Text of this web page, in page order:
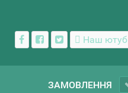
Наш ютуб
ЗАМОВЛЕННЯ